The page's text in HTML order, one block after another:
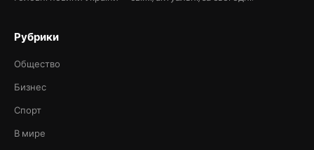
Рубрики
Общество
Бизнес
Спорт
В мире